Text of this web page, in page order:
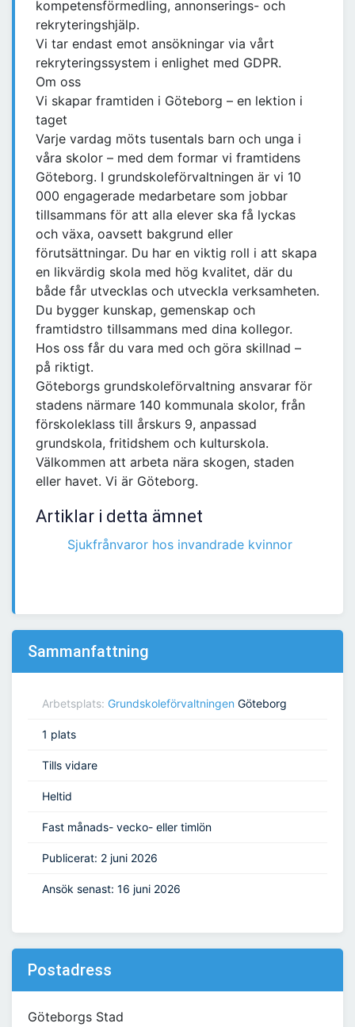
kompetensförmedling, annonserings- och
rekryteringshjälp.
Vi tar endast emot ansökningar via vårt
rekryteringssystem i enlighet med GDPR.
Om oss
Vi skapar framtiden i Göteborg – en lektion i
taget
Varje vardag möts tusentals barn och unga i
våra skolor – med dem formar vi framtidens
Göteborg. I grundskoleförvaltningen är vi 10
000 engagerade medarbetare som jobbar
tillsammans för att alla elever ska få lyckas
och växa, oavsett bakgrund eller
förutsättningar. Du har en viktig roll i att skapa
en likvärdig skola med hög kvalitet, där du
både får utvecklas och utveckla verksamheten.
Du bygger kunskap, gemenskap och
framtidstro tillsammans med dina kollegor.
Hos oss får du vara med och göra skillnad –
på riktigt.
Göteborgs grundskoleförvaltning ansvarar för
stadens närmare 140 kommunala skolor, från
förskoleklass till årskurs 9, anpassad
grundskola, fritidshem och kulturskola.
Välkommen att arbeta nära skogen, staden
eller havet. Vi är Göteborg.
Artiklar i detta ämnet
Sjukfrånvaror hos invandrade kvinnor
Sammanfattning
Arbetsplats: Grundskoleförvaltningen Göteborg
1 plats
Tills vidare
Heltid
Fast månads- vecko- eller timlön
Publicerat: 2 juni 2026
Ansök senast: 16 juni 2026
Postadress
Göteborgs Stad